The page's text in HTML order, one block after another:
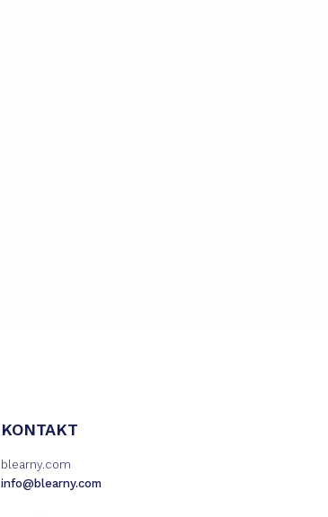
KONTAKT
blearny.com
info@blearny.com